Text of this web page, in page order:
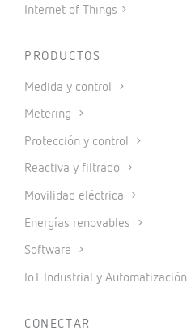
Internet of Things
PRODUCTOS
Medida y control
Metering
Protección y control
Reactiva y filtrado
Movilidad eléctrica
Energías renovables
Software
IoT Industrial y Automatización
CONECTAR